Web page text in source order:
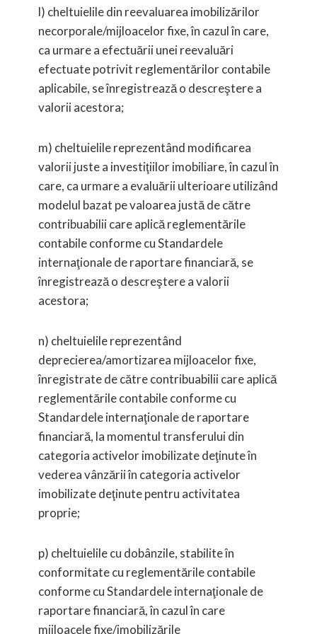
l) cheltuielile din reevaluarea imobilizărilor
necorporale/mijloacelor fixe, în cazul în care,
ca urmare a efectuării unei reevaluări
efectuate potrivit reglementărilor contabile
aplicabile, se înregistrează o descreştere a
valorii acestora;
m) cheltuielile reprezentând modificarea
valorii juste a investiţiilor imobiliare, în cazul în
care, ca urmare a evaluării ulterioare utilizând
modelul bazat pe valoarea justă de către
contribuabilii care aplică reglementările
contabile conforme cu Standardele
internaţionale de raportare financiară, se
înregistrează o descreştere a valorii
acestora;
n) cheltuielile reprezentând
deprecierea/amortizarea mijloacelor fixe,
înregistrate de către contribuabilii care aplică
reglementările contabile conforme cu
Standardele internaţionale de raportare
financiară, la momentul transferului din
categoria activelor imobilizate deţinute în
vederea vânzării în categoria activelor
imobilizate deţinute pentru activitatea
proprie;
p) cheltuielile cu dobânzile, stabilite în
conformitate cu reglementările contabile
conforme cu Standardele internaţionale de
raportare financiară, în cazul în care
mijloacele fixe/imobilizările